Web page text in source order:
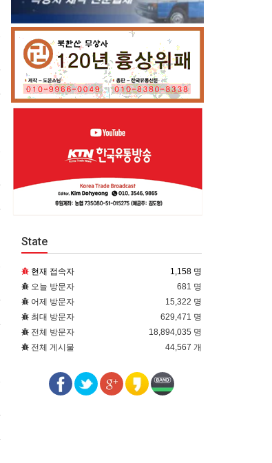
State
현재 접속자
1,158 명
오늘 방문자
681 명
어제 방문자
15,322 명
최대 방문자
629,471 명
전체 방문자
18,894,035 명
전체 게시물
44,567 개